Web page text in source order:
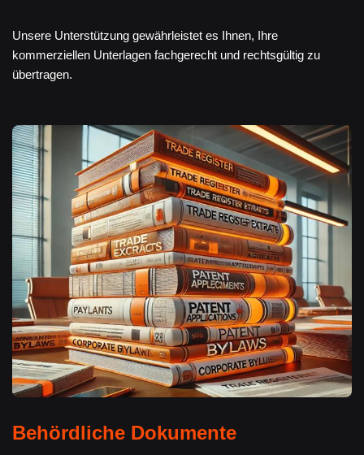
Unsere Unterstützung gewährleistet es Ihnen, Ihre
kommerziellen Unterlagen fachgerecht und rechtsgültig zu
übertragen.
Behördliche Dokumente